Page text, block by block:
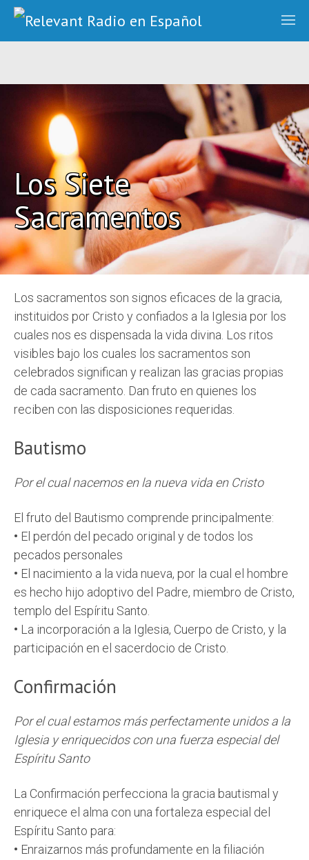
Los Siete
Sacramentos
Los sacramentos son signos eficaces de la gracia,
instituidos por Cristo y confiados a la Iglesia por los
cuales nos es dispensada la vida divina. Los ritos
visibles bajo los cuales los sacramentos son
celebrados significan y realizan las gracias propias
de cada sacramento. Dan fruto en quienes los
reciben con las disposiciones requeridas.
Bautismo
Por el cual nacemos en la nueva vida en Cristo
El fruto del Bautismo comprende principalmente:
• El perdón del pecado original y de todos los
pecados personales
• El nacimiento a la vida nueva, por la cual el hombre
es hecho hijo adoptivo del Padre, miembro de Cristo,
templo del Espíritu Santo.
• La incorporación a la Iglesia, Cuerpo de Cristo, y la
participación en el sacerdocio de Cristo.
Confirmación
Por el cual estamos más perfectamente unidos a la
Iglesia y enriquecidos con una fuerza especial del
Espíritu Santo
La Confirmación perfecciona la gracia bautismal y
enriquece el alma con una fortaleza especial del
Espíritu Santo para:
• Enraizarnos más profundamente en la filiación